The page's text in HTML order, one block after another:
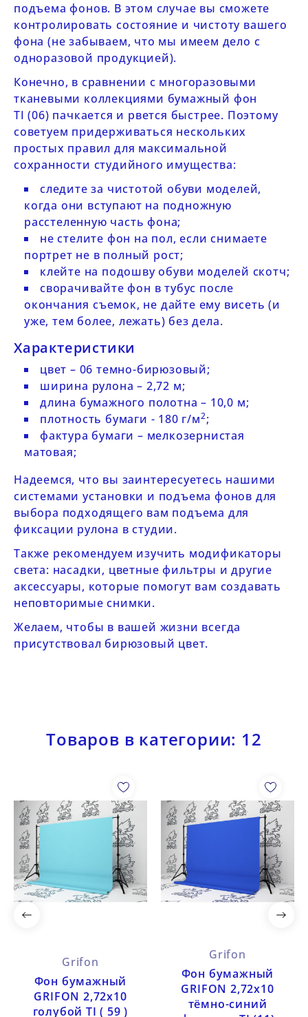
подъема фонов. В этом случае вы сможете
контролировать состояние и чистоту вашего
фона (не забываем, что мы имеем дело с
одноразовой продукцией).
Конечно, в сравнении с многоразовыми
тканевыми коллекциями бумажный фон
TI (06) пачкается и рвется быстрее. Поэтому
советуем придерживаться нескольких
простых правил для максимальной
сохранности студийного имущества:
следите за чистотой обуви моделей,
когда они вступают на подножную
расстеленную часть фона;
не стелите фон на пол, если снимаете
портрет не в полный рост;
клейте на подошву обуви моделей скотч;
сворачивайте фон в тубус после
окончания съемок, не дайте ему висеть (и
уже, тем более, лежать) без дела.
Характеристики
цвет – 06 темно-бирюзовый;
ширина рулона – 2,72 м;
длина бумажного полотна – 10,0 м;
плотность бумаги - 180 г/м2;
фактура бумаги – мелкозернистая
матовая;
Надеемся, что вы заинтересуетесь нашими
системами установки и подъема фонов для
выбора подходящего вам подъема для
фиксации рулона в студии.
Также рекомендуем изучить модификаторы
света: насадки, цветные фильтры и другие
аксессуары, которые помогут вам создавать
неповторимые снимки.
Желаем, чтобы в вашей жизни всегда
присутствовал бирюзовый цвет.
Товаров в категории: 12
Grifon
Фон бумажный
GRIFON 2,72х10
голубой TI ( 59 )
Grifon
Фон бумажный
GRIFON 2,72х10
тёмно-синий